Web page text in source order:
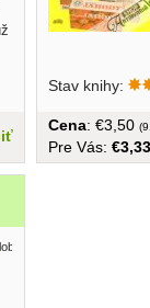
Stav knihy:
Cena: €3,50
Pre Vás: €3,33
a solitarita 2023